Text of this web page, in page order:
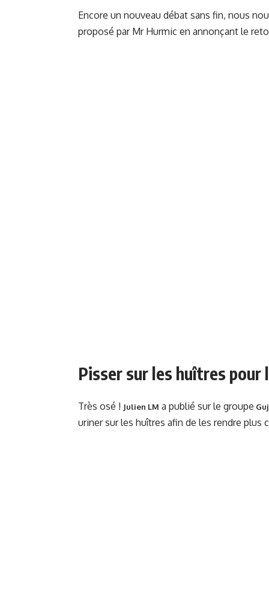
Encore un nouveau débat sans fin, nous
proposé par Mr Hurmic en annonçant le
Pisser sur les huîtres pour
Très osé ! Julien LM a publié sur le groupe
uriner sur les huîtres afin de les rendre plus